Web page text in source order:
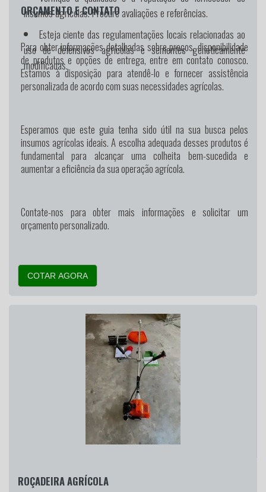
insumos agrícolas. Procure avaliações e referências.
Esteja ciente das regulamentações locais relacionadas ao
uso de defensivos agrícolas e sementes geneticamente
modificadas.
ORÇAMENTO E CONTATO
Para obter informações detalhadas sobre preços, disponibilidade
de produtos e opções de entrega, entre em contato conosco.
Estamos à disposição para atendê-lo e fornecer assistência
personalizada de acordo com suas necessidades agrícolas.
Esperamos que este guia tenha sido útil na sua busca pelos
insumos agrícolas ideais. A escolha adequada desses produtos é
fundamental para alcançar uma colheita bem-sucedida e
aumentar a eficiência da sua operação agrícola.
Contate-nos para obter mais informações e solicitar um
orçamento personalizado.
COTAR AGORA
ROÇADEIRA AGRÍCOLA